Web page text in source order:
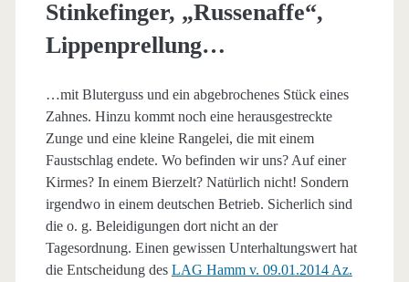
Stinkefinger, „Russenaffe“,
Lippenprellung…
…mit Bluterguss und ein abgebrochenes Stück eines
Zahnes. Hinzu kommt noch eine herausgestreckte
Zunge und eine kleine Rangelei, die mit einem
Faustschlag endete. Wo befinden wir uns? Auf einer
Kirmes? In einem Bierzelt? Natürlich nicht! Sondern
irgendwo in einem deutschen Betrieb. Sicherlich sind
die o. g. Beleidigungen dort nicht an der
Tagesordnung. Einen gewissen Unterhaltungswert hat
die Entscheidung des LAG Hamm v. 09.01.2014 Az.